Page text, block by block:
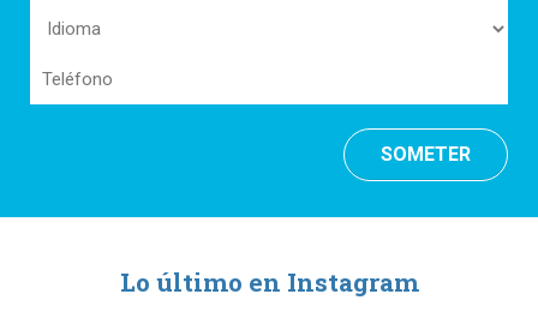
(Required)
Idioma
Teléfono
Lo último en Instagram